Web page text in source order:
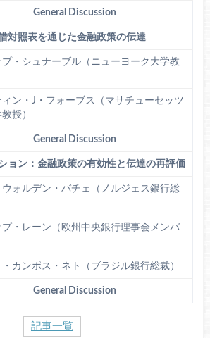
General Discussion
対照表を通じた金融政策の伝達
プ・シュナーブル（ニューヨーク大学教
ィン・J・フォーブス（マサチューセッツ
授）
General Discussion
ョン：金融政策の有効性と伝達の再評価
ウォルデン・バチェ（ノルジェス銀行総
プ・レーン（欧州中央銀行理事会メンバ
・カンポス・ネト（ブラジル銀行総裁）
General Discussion
記事一覧